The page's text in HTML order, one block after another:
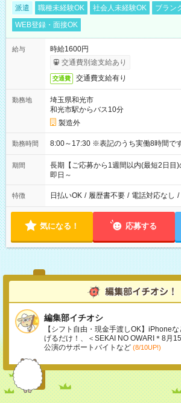
派遣 職種未経験OK 社会人未経験OK
ブラン
WEB登録・面接OK
給与
時給1600円
交通費別途支給あり
交通費 交通費支給有り
勤務地
埼玉県和光市
和光市駅からバス10分
製造外
勤務時間 8:00～17:30 ※表記のうち実働8時間で
期間
長期【ご応募から1週間以内(最短2日目)
即日～
特徴 日払いOK / 履歴書不要 / 電話対応なし /
気になる！ 応募する
編集部イチオシ
【シフト自由・現金手渡しOK】iPhone
げるだけ！、＜SEKAI NO OWARI＊8月
公演のサポートバイトなど (8/10UP!)